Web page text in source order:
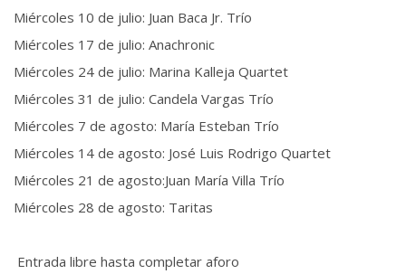
Miércoles 10 de julio: Juan Baca Jr. Trío
Miércoles 17 de julio: Anachronic
Miércoles 24 de julio: Marina Kalleja Quartet
Miércoles 31 de julio: Candela Vargas Trío
Miércoles 7 de agosto: María Esteban Trío
Miércoles 14 de agosto: José Luis Rodrigo Quartet
Miércoles 21 de agosto:Juan María Villa Trío
Miércoles 28 de agosto: Taritas
Entrada libre hasta completar aforo